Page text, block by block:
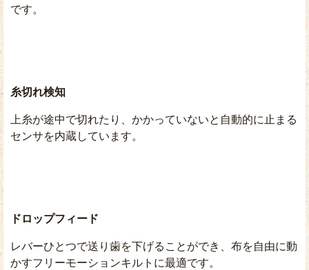
です。
糸切れ検知
上糸が途中で切れたり、かかっていないと自動的に止まる
センサを内蔵しています。
ドロップフィード
レバーひとつで送り歯を下げることができ、布を自由に動
かすフリーモーションキルトに最適です。